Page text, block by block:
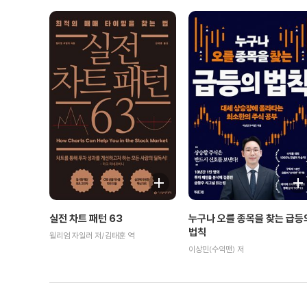
실전 차트 패턴 63
윌리엄 자일러 저/김태훈 역
누구나 오를 종목을 찾는 급등
법칙
이상민(수익맨) 저